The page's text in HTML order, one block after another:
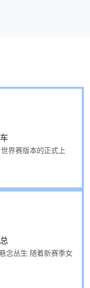
界赛版本的正式上
念丛生 随着新赛季女